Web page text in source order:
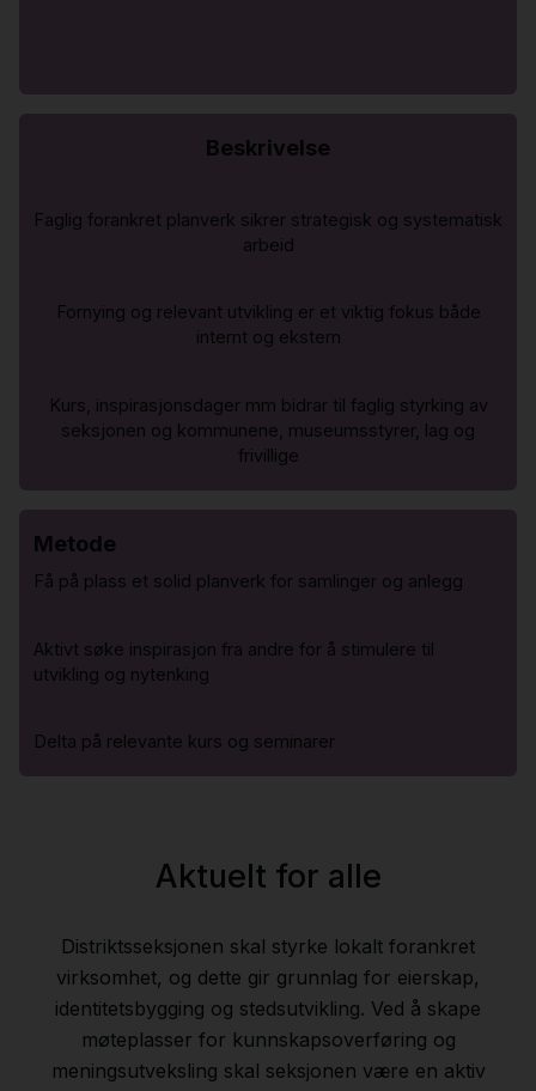
Beskrivelse
Faglig forankret planverk sikrer strategisk og systematisk
arbeid
Fornying og relevant utvikling er et viktig fokus både
internt og ekstern
Kurs, inspirasjonsdager mm bidrar til faglig styrking av
seksjonen og kommunene, museumsstyrer, lag og
frivillige
Metode
Få på plass et solid planverk for samlinger og anlegg
Aktivt søke inspirasjon fra andre for å stimulere til
utvikling og nytenking
Delta på relevante kurs og seminarer
Aktuelt for alle
Distriktsseksjonen skal styrke lokalt forankret
virksomhet, og dette gir grunnlag for eierskap,
identitetsbygging og stedsutvikling. Ved å skape
møteplasser for kunnskapsoverføring og
meningsutveksling skal seksjonen være en aktiv